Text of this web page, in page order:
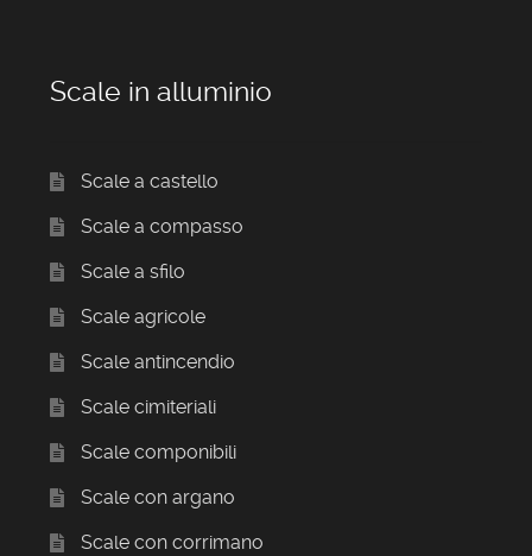
Scale in alluminio
Scale a castello
Scale a compasso
Scale a sfilo
Scale agricole
Scale antincendio
Scale cimiteriali
Scale componibili
Scale con argano
Scale con corrimano